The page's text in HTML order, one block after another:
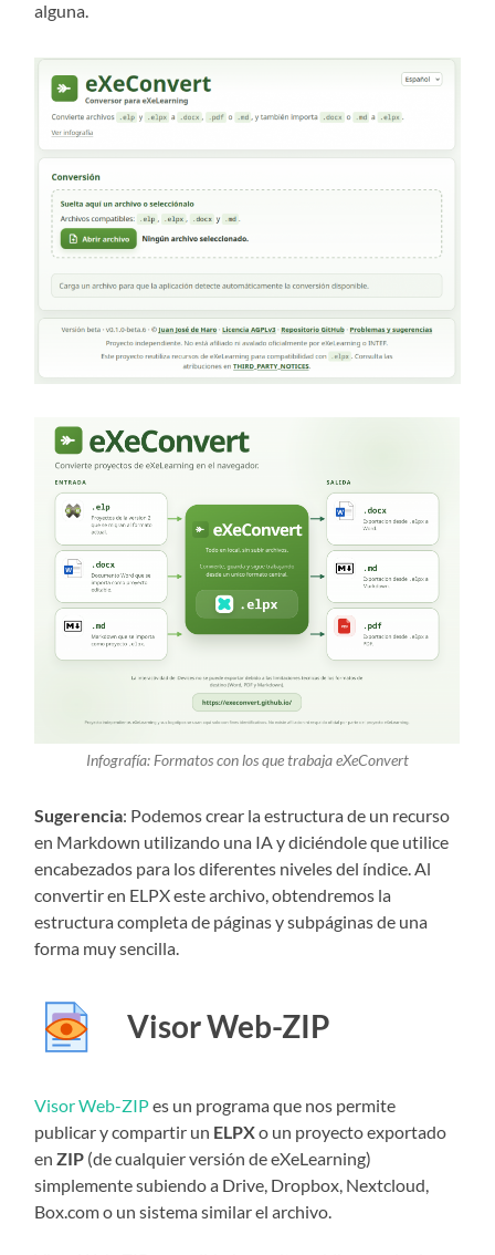
alguna.
Infografía: Formatos con los que trabaja eXeConvert
Sugerencia: Podemos crear la estructura de un recurso
en Markdown utilizando una IA y diciéndole que utilice
encabezados para los diferentes niveles del índice. Al
convertir en ELPX este archivo, obtendremos la
estructura completa de páginas y subpáginas de una
forma muy sencilla.
Visor Web-ZIP
Visor Web-ZIPes un programa que nos permite
publicar y compartir un ELPXo un proyecto exportado
enZIP (de cualquier versión de eXeLearning)
simplemente subiendo a Drive, Dropbox, Nextcloud,
Box.com o un sistema similar el archivo.